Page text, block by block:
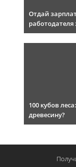
Отдай
работодателя
100 кубов
древесину?